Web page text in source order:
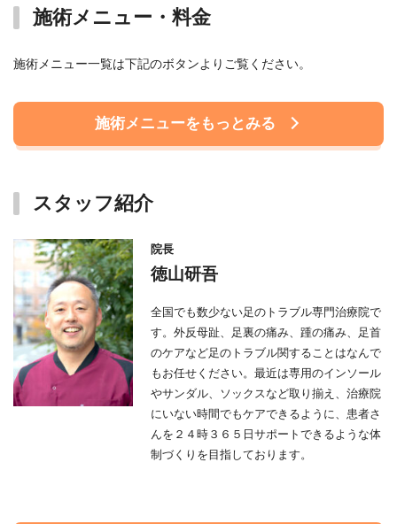
施術メニュー・料金
施術メニュー一覧は下記のボタンよりご覧ください。
施術メニューをもっとみる
スタッフ紹介
院長
徳山研吾
全国でも数少ない足のトラブル専門治療院で
す。外反母趾、足裏の痛み、踵の痛み、足首
のケアなど足のトラブル関することはなんで
もお任せください。最近は専用のインソール
やサンダル、ソックスなど取り揃え、治療院
にいない時間でもケアできるように、患者さ
んを２４時３６５日サポートできるような体
制づくりを目指しております。